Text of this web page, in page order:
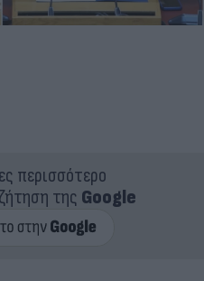
περισσότερο
της Google